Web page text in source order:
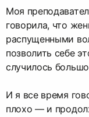
Моя
говорила, что
распущенными
позволить себе
случилось
И я все время
плохо — и